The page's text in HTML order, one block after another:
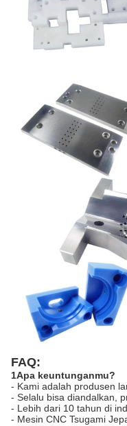
FAQ:
1Apa keuntunganmu?
- Kami adalah produsen
- Selalu bisa diandalkan,
- Lebih dari 10 tahun di
- Mesin CNC Tsugami